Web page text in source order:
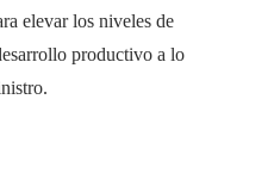
elevar los niveles de
productivo a lo